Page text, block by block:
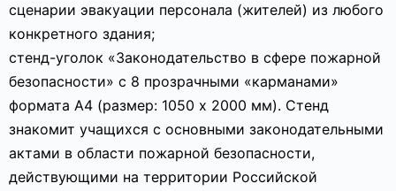
сценарии эвакуации персонала (жителей) из любого
конкретного здания;
стенд-уголок «Законодательство в сфере пожарной
безопасности» с 8 прозрачными «карманами»
формата А4 (размер: 1050 х 2000 мм). Стенд
знакомит учащихся с основными законодательными
актами в области пожарной безопасности,
действующими на территории Российской